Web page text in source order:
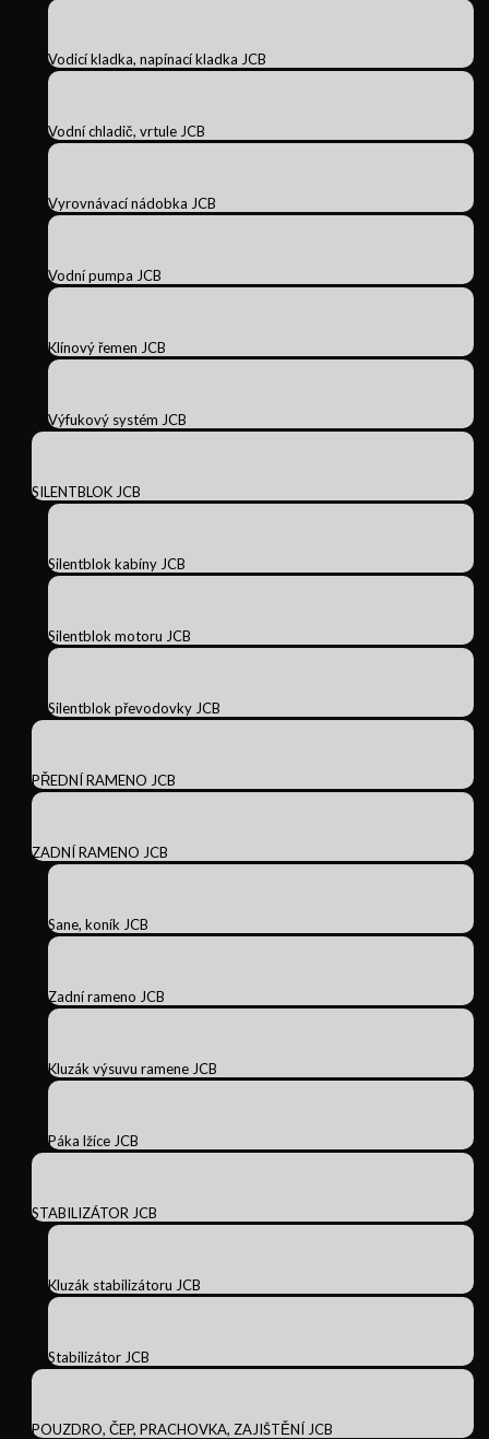
Vodicí kladka, napínací kladka JCB
Vodní chladič, vrtule JCB
Vyrovnávací nádobka JCB
Vodní pumpa JCB
Klínový řemen JCB
Výfukový systém JCB
SILENTBLOK JCB
Silentblok kabíny JCB
Silentblok motoru JCB
Silentblok převodovky JCB
PŘEDNÍ RAMENO JCB
ZADNÍ RAMENO JCB
Sane, koník JCB
Zadní rameno JCB
Kluzák výsuvu ramene JCB
Páka lžíce JCB
STABILIZÁTOR JCB
Kluzák stabilizátoru JCB
Stabilizátor JCB
POUZDRO, ČEP, PRACHOVKA, ZAJIŠTĚNÍ JCB